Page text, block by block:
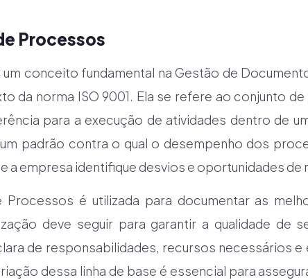
Processos
conceito fundamental na Gestão de
da norma ISO 9001. Ela se refere ao conjunto
para a execução de atividades dentro de
padrão contra o qual o desempenho dos
a empresa identifique desvios e oportunidades de
é utilizada para documentar as
deve seguir para garantir a qualidade de
de responsabilidades, recursos necessários e
dessa linha de base é essencial para